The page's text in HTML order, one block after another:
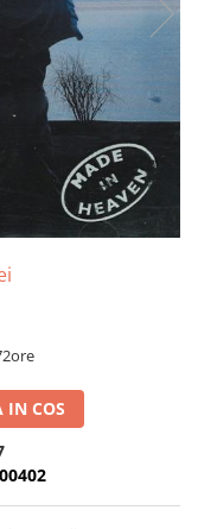
IN COS